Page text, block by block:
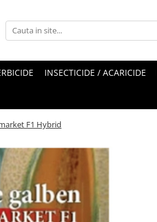
INSECTICIDE / ACARICIDE
F1 Hybrid